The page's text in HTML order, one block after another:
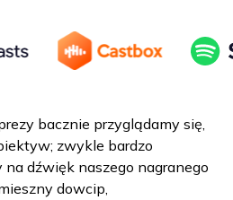
bacznie przyglądamy się,
zwykle bardzo
dźwięk naszego nagranego
dowcip,